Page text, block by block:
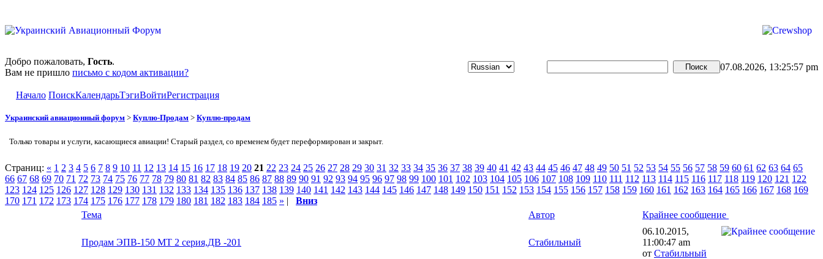
Добро пожаловать, Гость.
Вам не пришло письмо с кодом активации?
07.08.2026, 13:25:57 pm
Начало ПоискКалендарьТэгиВойтиРегистрация
Украинский авиационный форум > Куплю-Продам > Куплю-продам
Только товары и услуги, касающиеся авиации! Старый раздел, со временем будет переформирован и закрыт.
Страниц: « 1 2 3 4 5 6 7 8 9 10 11 12 13 14 15 16 17 18 19 20 21 22 23 24 25 26 27 28 29 30 31 32 33 34 35 36 37 38 39 40 41 42 43 44 45 46 47 48 49 50 51 52 53 54 55 56 57 58 59 60 61 62 63 64 65
66 67 68 69 70 71 72 73 74 75 76 77 78 79 80 81 82 83 84 85 86 87 88 89 90 91 92 93 94 95 96 97 98 99 100 101 102 103 104 105 106 107 108 109 110 111 112 113 114 115 116 117 118 119 120 121 122
123 124 125 126 127 128 129 130 131 132 133 134 135 136 137 138 139 140 141 142 143 144 145 146 147 148 149 150 151 152 153 154 155 156 157 158 159 160 161 162 163 164 165 166 167 168 169
170 171 172 173 174 175 176 177 178 179 180 181 182 183 184 185 » | Вниз
Тема
Автор Крайнее сообщение
Продам ЭПВ-150 МТ 2 серия,ДВ -201 Стабильный
06.10.2015,
11:00:47 am
от Стабильный